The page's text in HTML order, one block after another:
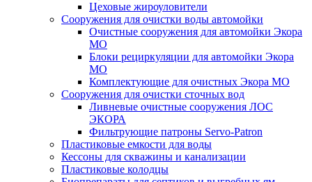
Цеховые жироуловители
Сооружения для очистки воды автомойки
Очистные сооружения для автомойки Экора
МО
Блоки рециркуляции для автомойки Экора
МО
Комплектующие для очистных Экора МО
Сооружения для очистки сточных вод
Ливневые очистные сооружения ЛОС
ЭКОРА
Фильтрующие патроны Servo-Patron
Пластиковые емкости для воды
Кессоны для скважины и канализации
Пластиковые колодцы